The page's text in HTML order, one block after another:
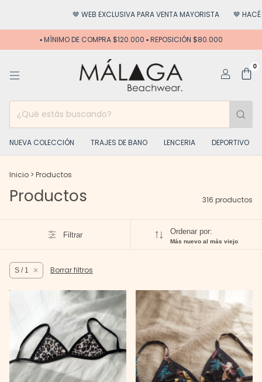
🤎 WEB EXCLUSIVA PARA VENTA MAYORISTA 🤎 HACÉ CRECER TU
▪️ MÍNIMO DE COMPRA $120.000 ▪️ REPOSICIÓN $80.000
0
NUEVA COLECCIÓN TRAJES DE BANO LENCERIA DEPORTIVO
Inicio > Productos
Productos 316 productos
Filtrar Ordenar por:
Más nuevo al más viejo
S / 1 Borrar filtros